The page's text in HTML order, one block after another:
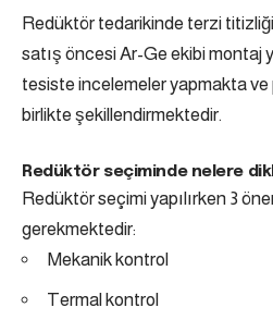
Redüktör tedarikinde terzi
satış öncesi Ar-Ge ekibi montaj
tesiste incelemeler yapmakta ve
birlikte şekillendirmektedir.
Redüktör seçiminde nelere
Redüktör seçimi yapılırken 3
gerekmektedir:
Mekanik kontrol
Termal kontrol